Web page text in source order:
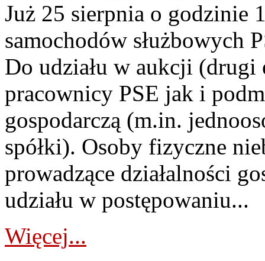
Już 25 sierpnia o godzinie
samochodów służbowych
Do udziału w aukcji (drugi
pracownicy PSE jak i
gospodarczą (m.in.
spółki). Osoby fizyczne
prowadzące działalności
udziału w postępowaniu...
Więcej...